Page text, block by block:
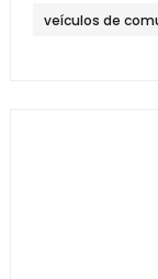
veículos de